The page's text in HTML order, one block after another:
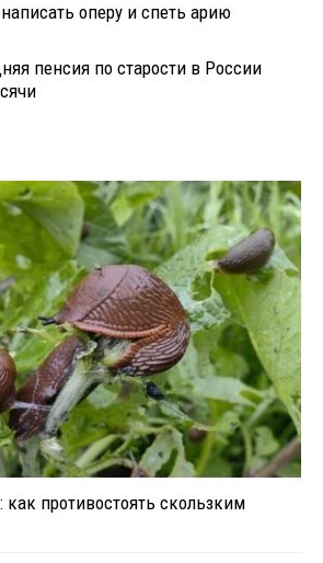
оперу и спеть арию
пенсия по старости в России
противостоять скользким